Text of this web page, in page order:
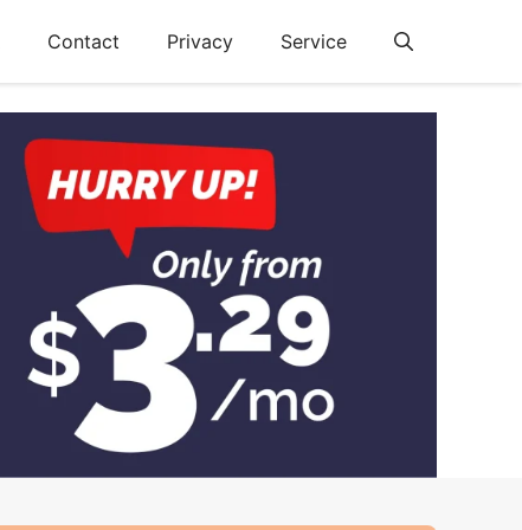
Contact Privacy Service